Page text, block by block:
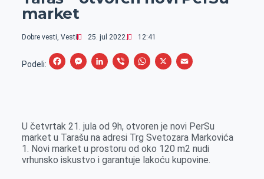
market
Dobre vesti, Vesti 25. jul 2022. 12:41
Podeli:
F
b
o
o
M
e
n
g
L
e
d
I
V
r
W
s
A
p
X
E
l
U četvrtak 21. jula od 9h, otvoren je novi PerSu
market u Tarašu na adresi Trg Svetozara Markovića
1. Novi market u prostoru od oko 120 m2 nudi
vrhunsko iskustvo i garantuje lakoću kupovine.